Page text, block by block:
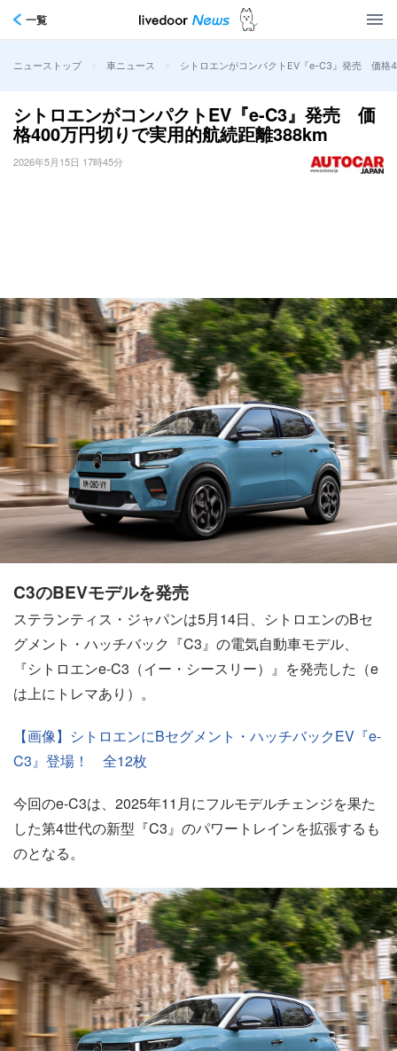
一覧
ニューストップ > 車ニュース > シトロエンがコンパクトEV『e-C3』発売 価格
シトロエンがコンパクトEV『e-C3』発売 価
格400万円切りで実用的航続距離388km
2026年5月15日 17時45分
C3のBEVモデルを発売
ステランティス・ジャパンは5月14日、シトロエンのBセ
グメント・ハッチバック『C3』の電気自動車モデル、
『シトロエンe-C3（イー・シースリー）』を発売した（e
は上にトレマあり）。
【画像】シトロエンにBセグメント・ハッチバックEV『e-
C3』登場！ 全12枚
今回のe-C3は、2025年11月にフルモデルチェンジを果た
した第4世代の新型『C3』のパワートレインを拡張するも
のとなる。